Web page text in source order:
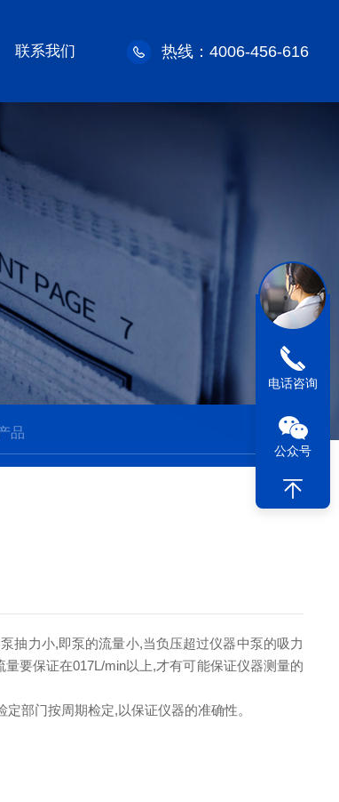
联系我们 热线：4006-456-616
抽力小,即泵的流量小,当负压超过仪器中泵的吸力
要保证在017L/min以上,才有可能保证仪器测量的
部门按周期检定,以保证仪器的准确性。
电话咨询
公众号